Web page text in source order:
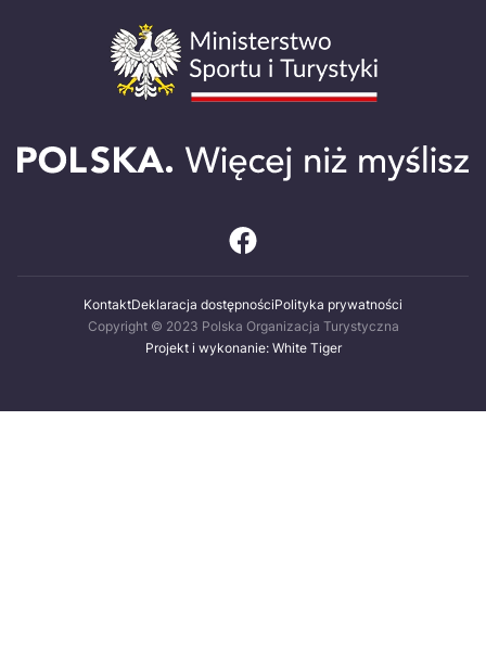
KontaktDeklaracja dostępnościPolityka prywatności
Copyright © 2023 Polska Organizacja Turystyczna
Projekt i wykonanie: White Tiger